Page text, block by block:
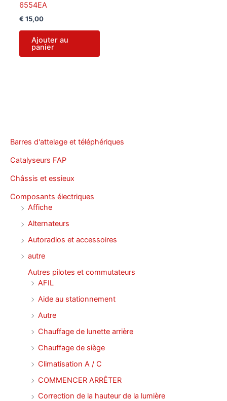
Barres d'attelage et téléphériques
Catalyseurs FAP
Châssis et essieux
Composants électriques
Affiche
Alternateurs
Autoradios et accessoires
autre
Autres pilotes et commutateurs
AFIL
Aide au stationnement
Autre
Chauffage de lunette arrière
Chauffage de siège
Climatisation A / C
COMMENCER ARRÊTER
Correction de la hauteur de la lumière
6554EA
€ 15,00
Ajouter au
panier